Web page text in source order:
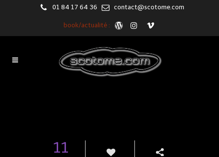
01 84 17 64 36 contact@scotome.com
book/actualité :
11